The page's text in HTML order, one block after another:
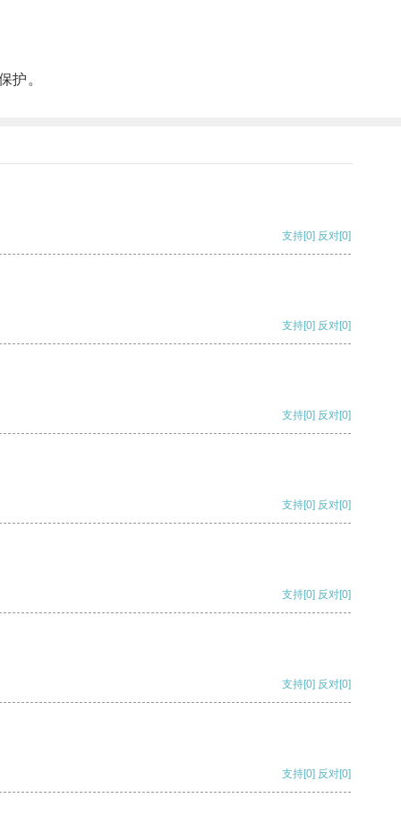
护。
支持[0] 反对[0]
支持[0] 反对[0]
支持[0] 反对[0]
支持[0] 反对[0]
支持[0] 反对[0]
支持[0] 反对[0]
支持[0] 反对[0]